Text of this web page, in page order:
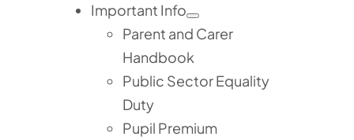
Important Info
Parent and Carer
Handbook
Public Sector Equality
Duty
Pupil Premium